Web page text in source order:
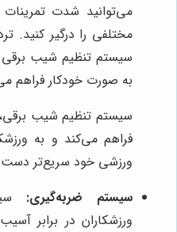
می‌توانید شدت
مختلفی را درگیر کنید.
سیستم تنظیم شیب
به صورت خودکار فراهم
سیستم تنظیم شیب برقی،
فراهم می‌کند و به
ورزشی خود سریع‌تر دست
سیستم ضربه‌گیری:
ورزشکاران در برابر